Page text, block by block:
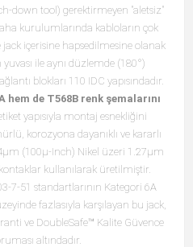
down tool) gerektirmeyen "aletsiz"
kurulumlarında kabloların çok
jack içerisine hapsedilmesine olanak
ile aynı düzlemde (180°)
blokları 110 IDC yapısındadır.
hem de T568B renk şemalarını
yapısıyla montaj esnekliğini
korozyona dayanıklı ve kararlı
(100μ-Inch) Nikel üzeri 1.27μm
kullanılarak üretilmiştir.
7-51 standartlarının Kategori 6A
fazlasıyla karşılayan bu jack,
ve DoubleSafe™ Kalite Güvence
altındadır.